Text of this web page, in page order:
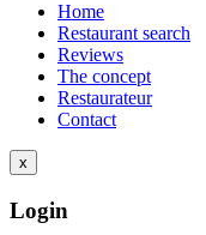
Home
Restaurant search
Reviews
The concept
Restaurateur
Contact
x
Login